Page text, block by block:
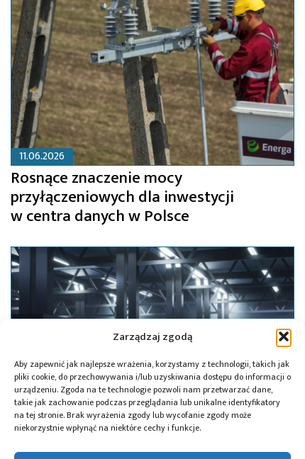
Zarządzaj zgodą
Aby zapewnić jak najlepsze wrażenia, korzystamy z technologii, takich jak
pliki cookie, do przechowywania i/lub uzyskiwania dostępu do informacji o
urządzeniu. Zgoda na te technologie pozwoli nam przetwarzać dane,
takie jak zachowanie podczas przeglądania lub unikalne identyfikatory
na tej stronie. Brak wyrażenia zgody lub wycofanie zgody może
niekorzystnie wpłynąć na niektóre cechy i funkcje.
11.06.2026
Rosnące znaczenie mocy
przyłączeniowych dla inwestycji
w centra danych w Polsce
24.04.2026